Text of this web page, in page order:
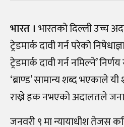
भारत । भारतको दिल्ली उच्च
ट्रेडमार्क दावी गर्न परेको
ट्रेडमार्क दावी गर्न नमिल्ने’
‘ब्राण्ड’ सामान्य शब्द भएकाले
राख्ने हक नभएको अदालतले
जनवरी ९ मा न्यायाधीश तेजस